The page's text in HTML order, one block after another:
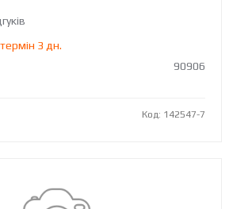
3 дн.
90906
Код: 142547-7